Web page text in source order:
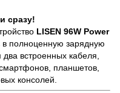
сразу!
LISEN 96W Power
полноценную зарядную
встроенных кабеля,
планшетов,
консолей.